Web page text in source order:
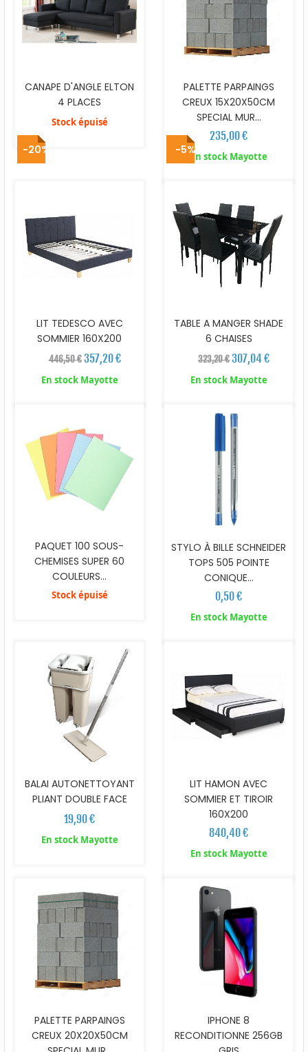
CANAPE D'ANGLE ELTON
4 PLACES
Stock épuisé
PALETTE PARPAINGS
CREUX 15X20X50CM
SPECIAL MUR...
235,00 €
En stock Mayotte
-20%
LIT TEDESCO AVEC
SOMMIER 160X200
446,50 € 357,20 €
En stock Mayotte
-5%
TABLE A MANGER SHADE
6 CHAISES
323,20 €307,04 €
En stock Mayotte
PAQUET 100 SOUS-
CHEMISES SUPER 60
COULEURS...
Stock épuisé
STYLO À BILLE SCHNEIDER
TOPS 505 POINTE
CONIQUE...
0,50 €
En stock Mayotte
BALAI AUTONETTOYANT
PLIANT DOUBLE FACE
19,90 €
En stock Mayotte
LIT HAMON AVEC
SOMMIER ET TIROIR
160X200
840,40 €
En stock Mayotte
PALETTE PARPAINGS
CREUX 20X20X50CM
IPHONE 8
RECONDITIONNE 256GB